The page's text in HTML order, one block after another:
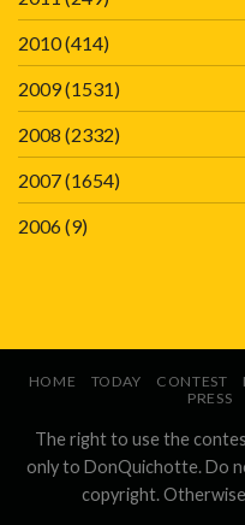
2010(414)
2009(1531)
2008 (2332)
2007(1654)
2006(9)
HOME TODAY CONTEST
PRESS
The right to use the
only to DonQuichotte. Do
copyright.